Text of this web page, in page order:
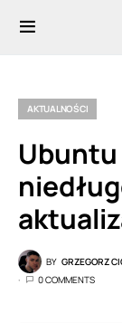
AKTUALNOŚCI
BY GRZEGORZ
0 COMMENTS